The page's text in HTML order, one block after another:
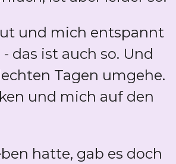
und mich entspannt
das ist auch so. Und
Tagen umgehe.
und mich auf den
hatte, gab es doch